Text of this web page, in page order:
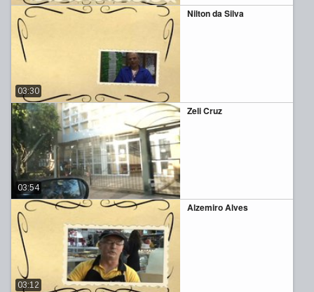
Nilton da Silva
03:30
Zeli Cruz
03:54
Alzemiro Alves
03:12